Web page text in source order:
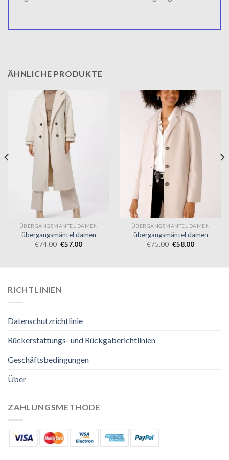
ÄHNLICHE PRODUKTE
ÜBERGANGSMÄNTEL DAMEN
übergangsmäntel damen
€74.00 €57.00
ÜBERGANGSMÄNTEL DAMEN
übergangsmäntel damen
€75.00 €58.00
RICHTLINIEN
Datenschutzrichtlinie
Rückerstattungs- und Rückgaberichtlinien
Geschäftsbedingungen
Über
ZAHLUNGSMETHODE